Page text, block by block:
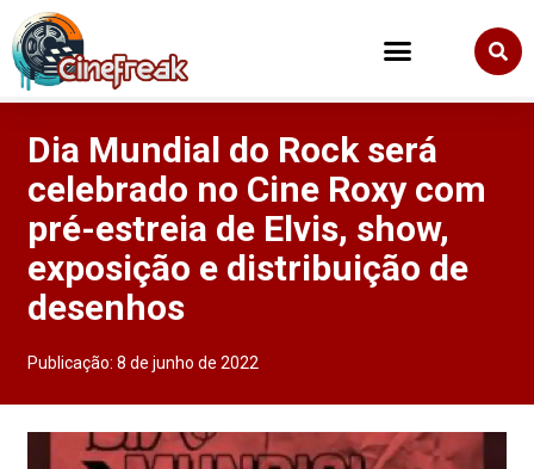
Dia Mundial do Rock será
celebrado no Cine Roxy com
pré-estreia de Elvis, show,
exposição e distribuição de
desenhos
Publicação:8 de junho de 2022